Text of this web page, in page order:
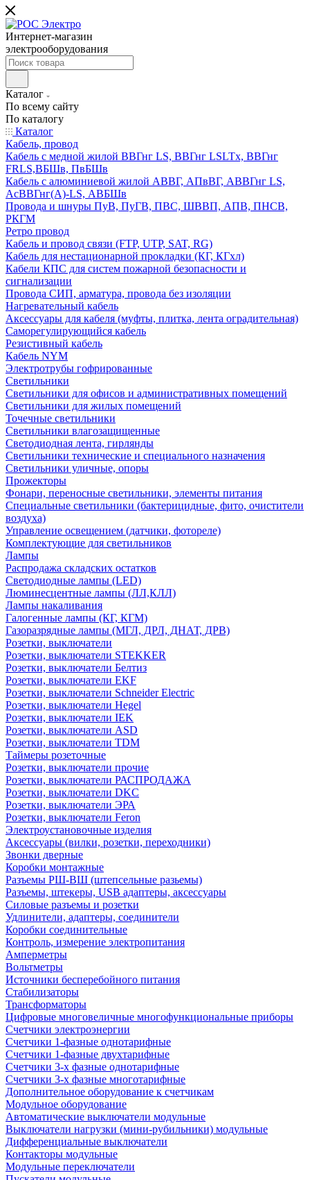
Интернет-магазин
электрооборудования
Каталог
По всему сайту
По каталогу
Каталог
Кабель, провод
Кабель с медной жилой ВВГнг LS, ВВГнг LSLTx, ВВГнг
FRLS,ВБШв, ПвБШв
Кабель с алюминиевой жилой АВВГ, АПвВГ, АВВГнг LS,
АсВВГнг(А)-LS, АВБШв
Провода и шнуры ПуВ, ПуГВ, ПВС, ШВВП, АПВ, ПНСВ,
РКГМ
Ретро провод
Кабель и провод связи (FTP, UTP, SAT, RG)
Кабель для нестационарной прокладки (КГ, КГхл)
Кабели КПС для систем пожарной безопасности и
сигнализации
Провода СИП, арматура, провода без изоляции
Нагревательный кабель
Аксессуары для кабеля (муфты, плитка, лента оградительная)
Саморегулирующийся кабель
Резистивный кабель
Кабель NYM
Электротрубы гофрированные
Светильники
Светильники для офисов и административных помещений
Светильники для жилых помещений
Точечные светильники
Светильники влагозащищенные
Светодиодная лента, гирлянды
Светильники технические и специального назначения
Светильники уличные, опоры
Прожекторы
Фонари, переносные светильники, элементы питания
Специальные светильники (бактерицидные, фито, очистители
воздуха)
Управление освещением (датчики, фотореле)
Комплектующие для светильников
Лампы
Распродажа складских остатков
Светодиодные лампы (LED)
Люминесцентные лампы (ЛЛ,КЛЛ)
Лампы накаливания
Галогенные лампы (КГ, КГМ)
Газоразрядные лампы (МГЛ, ДРЛ, ДНАТ, ДРВ)
Розетки, выключатели
Розетки, выключатели STEKKER
Розетки, выключатели Белтиз
Розетки, выключатели EKF
Розетки, выключатели Schneider Electric
Розетки, выключатели Hegel
Розетки, выключатели IEK
Розетки, выключатели ASD
Розетки, выключатели TDM
Таймеры розеточные
Розетки, выключатели прочие
Розетки, выключатели РАСПРОДАЖА
Розетки, выключатели DKC
Розетки, выключатели ЭРА
Розетки, выключатели Feron
Электроустановочные изделия
Аксессуары (вилки, розетки, переходники)
Звонки дверные
Коробки монтажные
Разъемы РШ-ВШ (штепсельные разьемы)
Разъемы, штекеры, USB адаптеры, аксессуары
Силовые разъемы и розетки
Удлинители, адаптеры, соединители
Коробки соединительные
Контроль, измерение электропитания
Амперметры
Вольтметры
Источники бесперебойного питания
Стабилизаторы
Трансформаторы
Цифровые многовеличные многофункциональные приборы
Счетчики электроэнергии
Счетчики 1-фазные однотарифные
Счетчики 1-фазные двухтарифные
Счетчики 3-х фазные однотарифные
Счетчики 3-х фазные многотарифные
Дополнительное оборудование к счетчикам
Модульное оборудование
Автоматические выключатели модульные
Выключатели нагрузки (мини-рубильники) модульные
Дифференциальные выключатели
Контакторы модульные
Модульные переключатели